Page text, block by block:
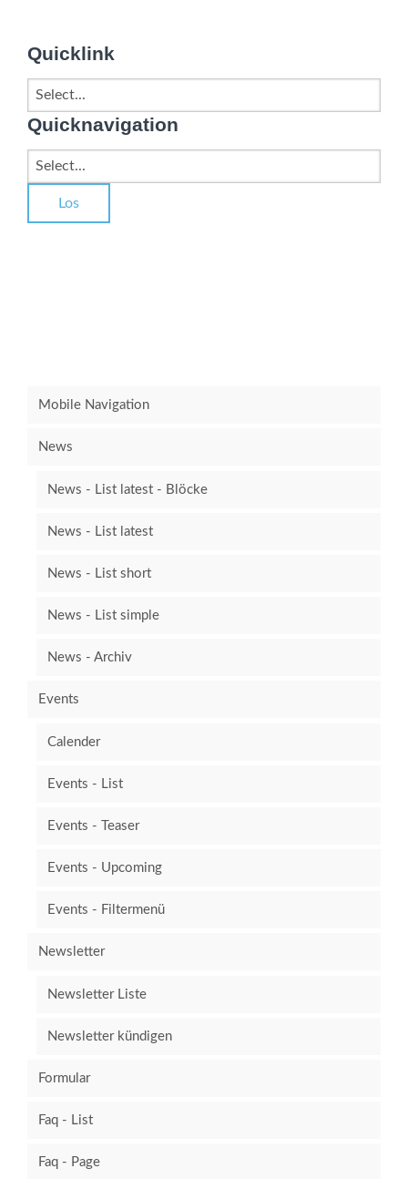
Quicklink
Quicknavigation
Zielseite
Los
Mobile Navigation
News
News - List latest - Blöcke
News - List latest
News - List short
News - List simple
News - Archiv
Events
Calender
Events - List
Events - Teaser
Events - Upcoming
Events - Filtermenü
Newsletter
Newsletter Liste
Newsletter kündigen
Formular
Faq - List
Faq - Page